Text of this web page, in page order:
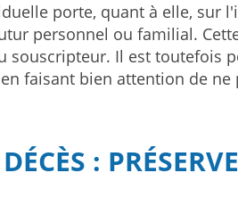
porte, quant à elle, sur
personnel ou familial.
souscripteur. Il est toutefois
faisant bien attention de ne
: